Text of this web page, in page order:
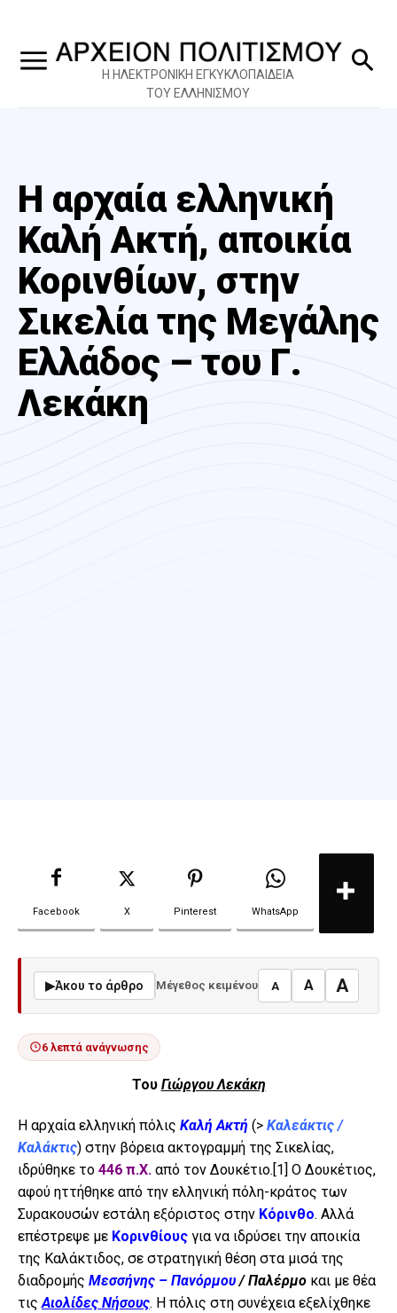
Η ΗΛΕΚΤΡΟΝΙΚΗ ΕΓΚΥΚΛΟΠΑΙΔΕΙΑ
ΤΟΥ ΕΛΛΗΝΙΣΜΟΥ
Η αρχαία ελληνική
Καλή Ακτή, αποικία
Κορινθίων, στην
Σικελία της Μεγάλης
Ελλάδος – του Γ.
Λεκάκη
Facebook X Pinterest WhatsApp
▶Άκου το άρθρο Μέγεθος κειμένου A A A
6 λεπτά ανάγνωσης
Του Γιώργου Λεκάκη
Η αρχαία ελληνική πόλις Καλή Ακτή (> Καλεάκτις /
Καλάκτις) στην βόρεια ακτογραμμή της Σικελίας,
ιδρύθηκε το 446 π.Χ. από τον Δουκέτιο. [1] Ο Δουκέτιος,
αφού ηττήθηκε από την ελληνική πόλη-κράτος των
Συρακουσών εστάλη εξόριστος στην Κόρινθο. Αλλά
επέστρεψε με Κορινθίους για να ιδρύσει την αποικία
της Καλάκτιδος, σε στρατηγική θέση στα μισά της
διαδρομής Μεσσήνης – Πανόρμου/ Παλέρμο και με θέα
τιςΑιολίδες Νήσους. Η πόλις στη συνέχεια εξελίχθηκε